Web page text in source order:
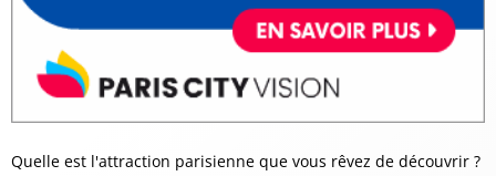
Quelle est l'attraction parisienne que vous rêvez de découvrir ?